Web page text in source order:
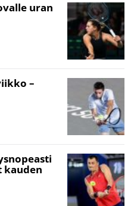
uran
–
kauden